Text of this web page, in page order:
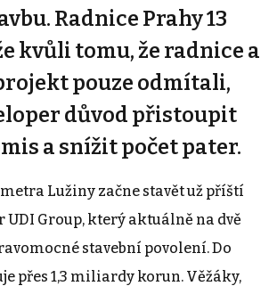
Radnice Prahy 13
kvůli tomu, že radnice a
pouze odmítali,
důvod přistoupit
a snížit počet pater.
Lužiny začne stavět už příští
UDI Group, který aktuálně na dvě
stavební povolení. Do
přes 1,3 miliardy korun. Věžáky,